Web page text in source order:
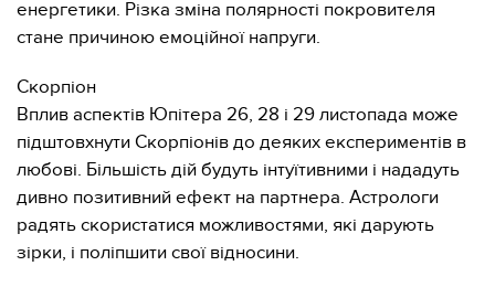
енергетики. Різка зміна полярності покровителя
стане причиною емоційної напруги.
Скорпіон
Вплив аспектів Юпітера 26, 28 і 29 листопада може
підштовхнути Скорпіонів до деяких експериментів в
любові. Більшість дій будуть інтуїтивними і нададуть
дивно позитивний ефект на партнера. Астрологи
радять скористатися можливостями, які дарують
зірки, і поліпшити свої відносини.